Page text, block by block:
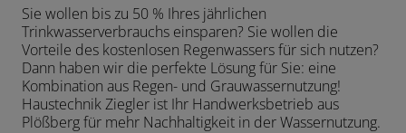
Sie wollen bis zu 50 % Ihres jährlichen
Trinkwasserverbrauchs einsparen? Sie wollen die
Vorteile des kostenlosen Regenwassers für sich nutzen?
Dann haben wir die perfekte Lösung für Sie: eine
Kombination aus Regen- und Grauwassernutzung!
Haustechnik Ziegler ist Ihr Handwerksbetrieb aus
Plößberg für mehr Nachhaltigkeit in der Wassernutzung.